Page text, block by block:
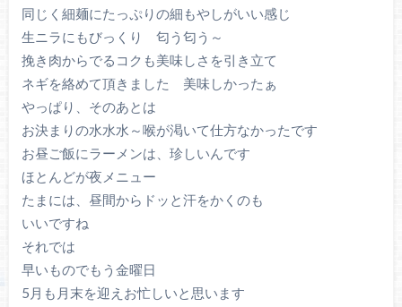
同じく細麺にたっぷりの細もやしがいい感じ
生ニラにもびっくり 匂う匂う～
挽き肉からでるコクも美味しさを引き立て
ネギを絡めて頂きました 美味しかったぁ
やっぱり、そのあとは
お決まりの水水水～喉が渇いて仕方なかったです
お昼ご飯にラーメンは、珍しいんです
ほとんどが夜メニュー
たまには、昼間からドッと汗をかくのも
いいですね
それでは
早いものでもう金曜日
5月も月末を迎えお忙しいと思います